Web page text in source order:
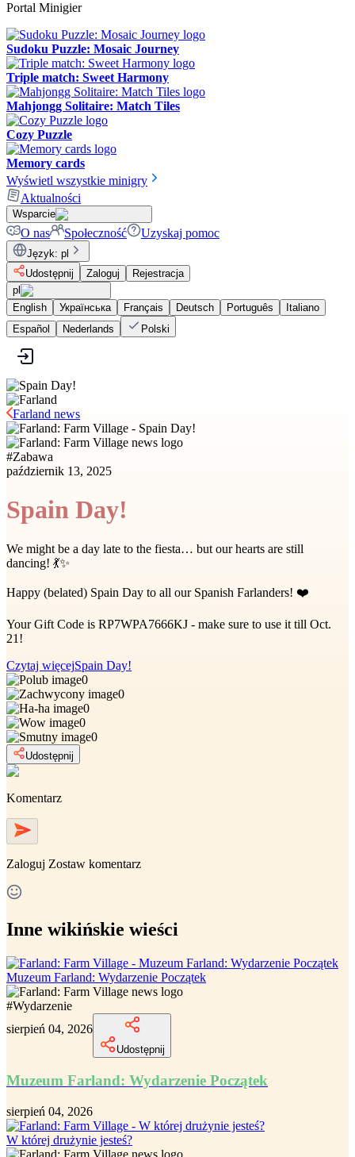
Portal Minigier
Sudoku Puzzle: Mosaic Journey
Triple match: Sweet Harmony
Mahjongg Solitaire: Match Tiles
Cozy Puzzle
Memory cards
Wyświetl wszystkie minigry
Aktualności
Wsparcie
O nas Społeczność Uzyskaj pomoc
Język: pl
Udostępnij
Zaloguj
Rejestracja
pl
English
Українська Français Deutsch Português
Italiano
Español
Nederlands Polski
Farland news
#Zabawa
październik 13, 2025
Spain Day!
We might be a day late to the fiesta… but our hearts are still
dancing! 💃✨
Happy (belated) Spain Day to all our Spanish Farlanders! ❤️
Your Gift Code is RP7WPA7666KJ - make sure to use it till Oct.
21!
Czytaj więcejSpain Day!
0
0
0
0
0
Udostępnij
Komentarz
Zaloguj Zostaw komentarz
Inne wikińskie wieści
Muzeum Farland: Wydarzenie Początek
#Wydarzenie
sierpień 04, 2026
Udostępnij
Muzeum Farland: Wydarzenie Początek
sierpień 04, 2026
W której drużynie jesteś?